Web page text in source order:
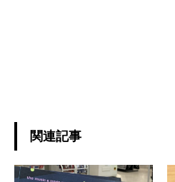
関連記事